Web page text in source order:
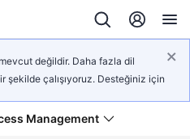
değildir. Daha fazla dil
şekilde çalışıyoruz. Desteğiniz için
Management